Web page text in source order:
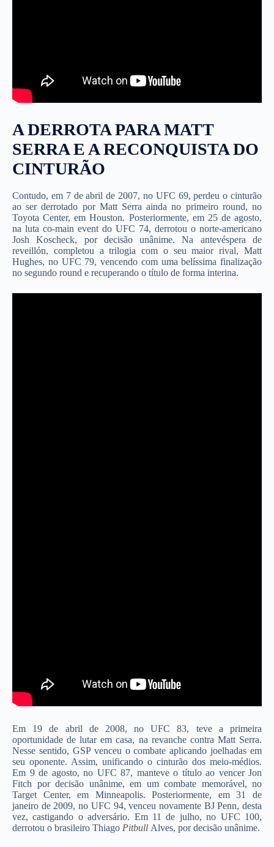
A DERROTA PARA MATT
SERRA E A RECONQUISTA DO
CINTURÃO
Contudo, em 7 de abril de 2007, no UFC 69, perdeu o cinturão
ao ser derrotado por Matt Serra ainda no primeiro round, no
Toyota Center, em Houston. Posteriormente, em 25 de agosto,
na luta co-main event do UFC 74, derrotou o norte-americano
Josh Koscheck, por decisão unânime. Na antevéspera de
reveillón, completou a trilogia com o seu maior rival, Matt
Hughes, no UFC 79, vencendo com uma belíssima finalização
no segundo round e recuperando o título de forma interina.
Em 19 de abril de 2008, no UFC 83, teve a primeira
oportunidade de lutar em casa, na revanche contra Matt Serra.
Nesse sentido, GSP venceu o combate aplicando joelhadas em
seu oponente. Assim, unificando o cinturão dos meio-médios.
Em 9 de agosto, no UFC 87, manteve o título ao vencer Jon
Fitch por decisão unânime, em um combate memorável, no
Target Center, em Minneapolis. Posteriormente, em 31 de
janeiro de 2009, no UFC 94, venceu novamente BJ Penn, desta
vez, castigando o adversário. Em 11 de julho, no UFC 100,
derrotou o brasileiro Thiago Pitbull Alves, por decisão unânime.